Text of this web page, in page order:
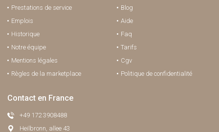
Prestations de service
Emplois
Historique
Notre équipe
Mentions légales
Règles de la marketplace
Blog
Aide
Faq
Tarifs
Cgv
Politique de confidentialité
Contact en France
+49 172 3908488
Heilbronn, allee 43